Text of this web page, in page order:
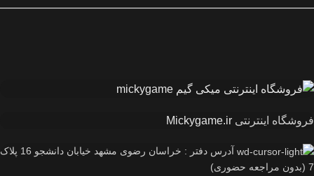
فروشگاه اینترنتی
آدرس دفتر : خراسان رضوی مشهد خیابان دانشجو 16 پلاک
7 (بدون مراجعه حضوری)